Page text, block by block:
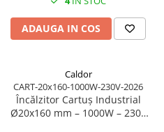
ADAUGA IN COS
Caldor
CART-20x160-1000W-230V-2026
Încălzitor Cartuș Industrial
Ø20x160 mm – 1000W – 230V